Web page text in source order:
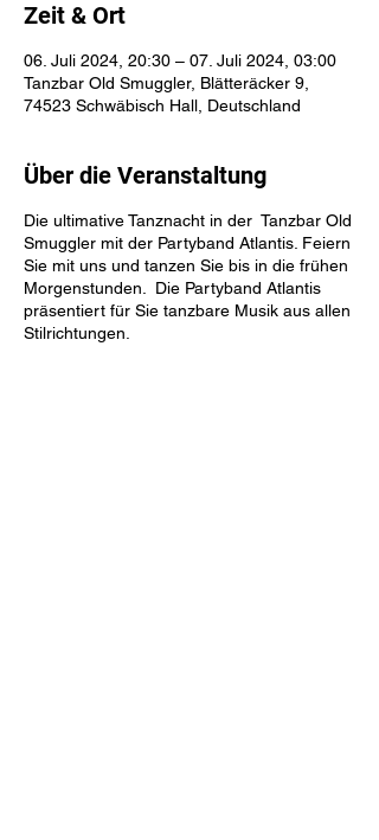
Zeit & Ort
06. Juli 2024, 20:30 – 07. Juli 2024, 03:00
Tanzbar Old Smuggler, Blätteräcker 9,
74523 Schwäbisch Hall, Deutschland
Über die Veranstaltung
Die ultimative Tanznacht in der Tanzbar Old
Smuggler mit der Partyband Atlantis. Feiern
Sie mit uns und tanzen Sie bis in die frühen
Morgenstunden. Die Partyband Atlantis
präsentiert für Sie tanzbare Musik aus allen
Stilrichtungen.